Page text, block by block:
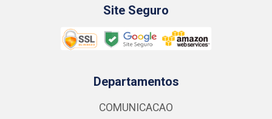
Site Seguro
Departamentos
COMUNICACAO